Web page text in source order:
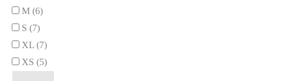
M (6)
S (7)
XL (7)
XS (5)